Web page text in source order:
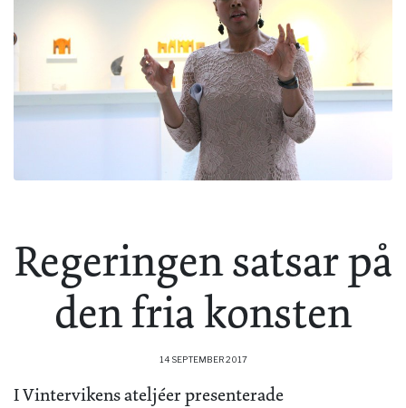
Regeringen satsar på
den fria konsten
14 SEPTEMBER 2017
I Vintervikens ateljéer presenterade